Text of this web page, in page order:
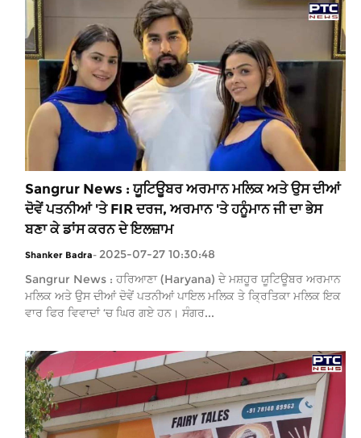
Sangrur News : ਯੂਟਿਊਬਰ ਅਰਮਾਨ ਮਲਿਕ ਅਤੇ ਉਸ ਦੀਆਂ
ਦੋਵੇਂ ਪਤਨੀਆਂ 'ਤੇ FIR ਦਰਜ, ਅਰਮਾਨ 'ਤੇ ਹਨੂੰਮਾਨ ਜੀ ਦਾ ਭੇਸ
ਬਣਾ ਕੇ ਡਾਂਸ ਕਰਨ ਦੇ ਇਲਜ਼ਾਮ
Shanker Badra- 2025-07-27 10:30:48
Sangrur News : ਹਰਿਆਣਾ (Haryana) ਦੇ ਮਸ਼ਹੂਰ ਯੂਟਿਊਬਰ ਅਰਮਾਨ
ਮਲਿਕ ਅਤੇ ਉਸ ਦੀਆਂ ਦੋਵੇਂ ਪਤਨੀਆਂ ਪਾਇਲ ਮਲਿਕ ਤੇ ਕ੍ਰਿਤਿਕਾ ਮਲਿਕ ਇਕ
ਵਾਰ ਫਿਰ ਵਿਵਾਦਾਂ ‘ਚ ਘਿਰ ਗਏ ਹਨ। ਸੰਗਰ...